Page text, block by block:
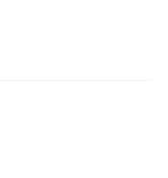
均价3.2万元/平